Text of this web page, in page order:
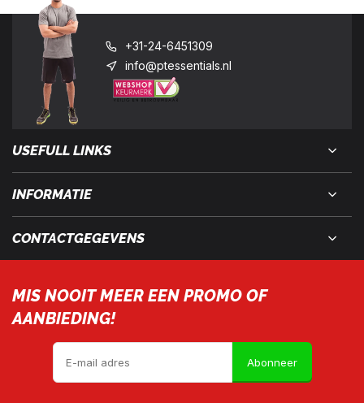
+31-24-6451309
info@ptessentials.nl
USEFULL LINKS
INFORMATIE
CONTACTGEGEVENS
MIS NOOIT MEER EEN PROMO OF
AANBIEDING!
Abonneer